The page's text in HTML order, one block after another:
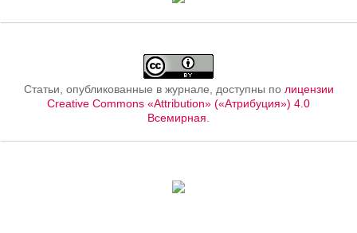
Статьи, опубликованные в журнале, доступны по лицензии
Creative Commons «Attribution» («Атрибуция») 4.0
Всемирная